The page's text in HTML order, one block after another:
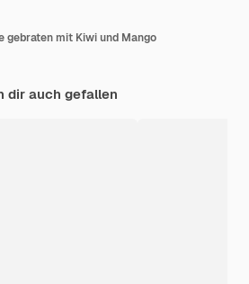
gebraten mit Kiwi und Mango
dir auch gefallen